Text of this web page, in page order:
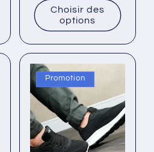
Choisir des
options
Promotion